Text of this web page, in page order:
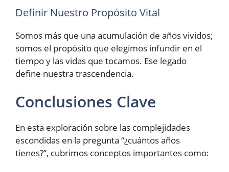
Definir Nuestro Propósito Vital
Somos más que una acumulación de años vividos;
somos el propósito que elegimos infundir en el
tiempo y las vidas que tocamos. Ese legado
define nuestra trascendencia.
Conclusiones Clave
En esta exploración sobre las complejidades
escondidas en la pregunta “¿cuántos años
tienes?”, cubrimos conceptos importantes como: